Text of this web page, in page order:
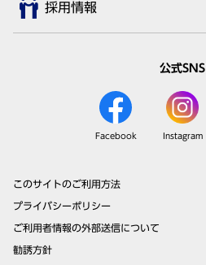
採用情報
公式SNS
Facebook Instagram
このサイトのご利用方法
プライバシーポリシー
ご利用者情報の外部送信について
勧誘方針